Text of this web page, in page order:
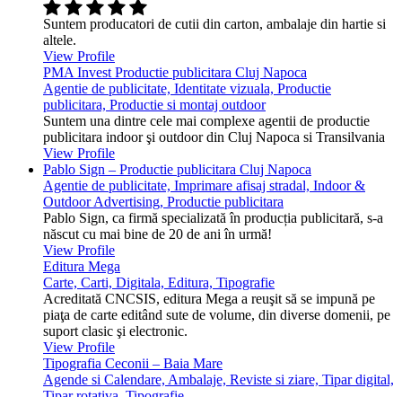
Suntem producatori de cutii din carton, ambalaje din hartie si
altele.
View Profile
PMA Invest Productie publicitara Cluj Napoca
Agentie de publicitate, Identitate vizuala, Productie
publicitara, Productie si montaj outdoor
Suntem una dintre cele mai complexe agentii de productie
publicitara indoor şi outdoor din Cluj Napoca si Transilvania
View Profile
Pablo Sign – Productie publicitara Cluj Napoca
Agentie de publicitate, Imprimare afisaj stradal, Indoor &
Outdoor Advertising, Productie publicitara
Pablo Sign, ca firmă specializată în producția publicitară, s-a
născut cu mai bine de 20 de ani în urmă!
View Profile
Editura Mega
Carte, Carti, Digitala, Editura, Tipografie
Acreditată CNCSIS, editura Mega a reuşit să se impună pe
piaţa de carte editând sute de volume, din diverse domenii, pe
suport clasic şi electronic.
View Profile
Tipografia Ceconii – Baia Mare
Agende si Calendare, Ambalaje, Reviste si ziare, Tipar digital,